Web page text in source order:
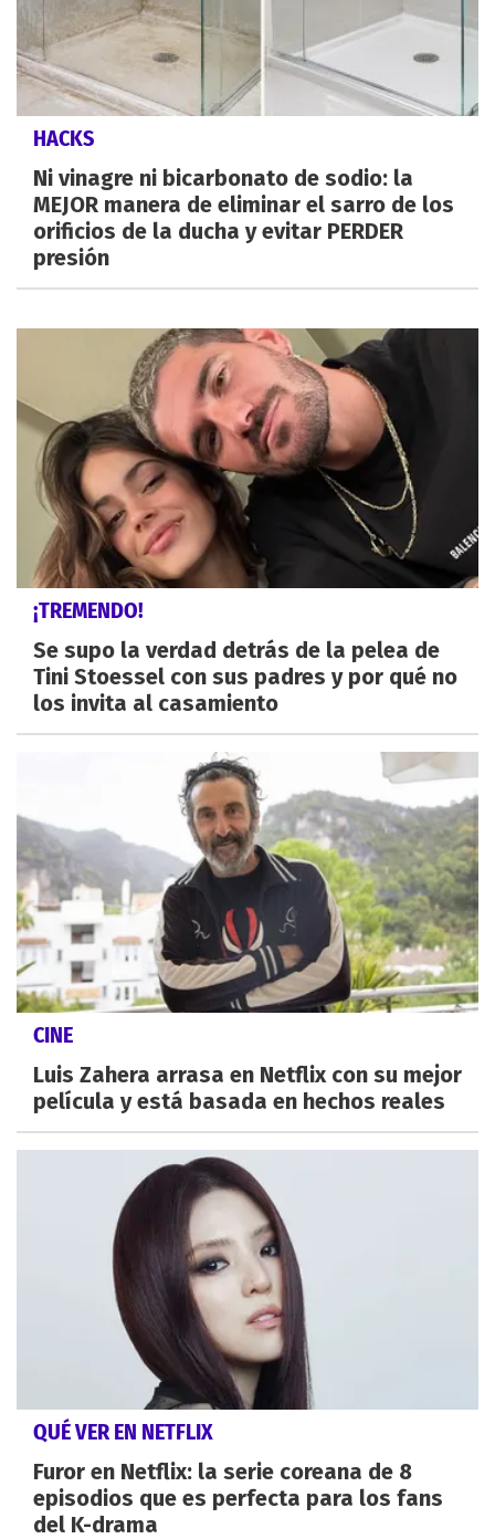
HACKS
Ni vinagre ni bicarbonato de sodio: la
MEJOR manera de eliminar el sarro de los
orificios de la ducha y evitar PERDER
presión
¡TREMENDO!
Se supo la verdad detrás de la pelea de
Tini Stoessel con sus padres y por qué no
los invita al casamiento
CINE
Luis Zahera arrasa en Netflix con su mejor
película y está basada en hechos reales
QUÉ VER EN NETFLIX
Furor en Netflix: la serie coreana de 8
episodios que es perfecta para los fans
del K-drama